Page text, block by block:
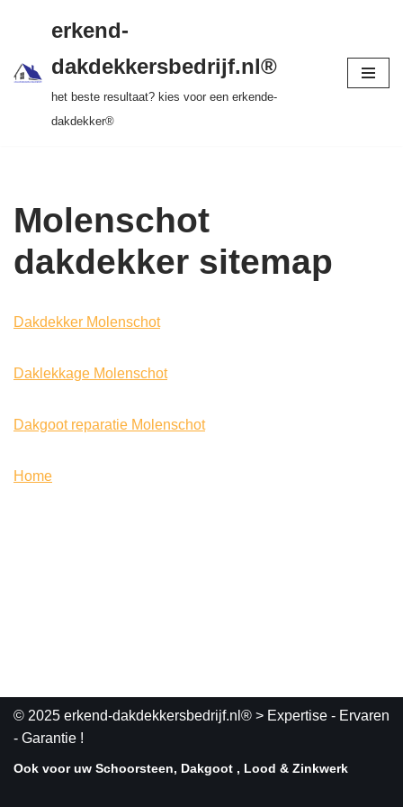
naar
inhoud
tot 20 jr garantie > SKEV erkend
erkend-
dakdekkersbedrijf.nl®
het beste resultaat? kies voor een erkende-
dakdekker®
Molenschot
dakdekker sitemap
Dakdekker Molenschot
Daklekkage Molenschot
Dakgoot reparatie Molenschot
Home
© 2025 erkend-dakdekkersbedrijf.nl® > Expertise - Ervaren
- Garantie !
Ook voor uw Schoorsteen, Dakgoot , Lood & Zinkwerk